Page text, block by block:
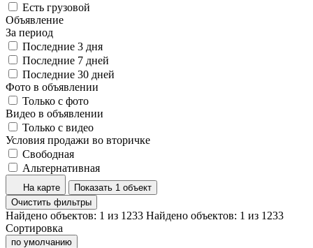
Есть грузовой
Объявление
За период
Последние 3 дня
Последние 7 дней
Последние 30 дней
Фото в объявлении
Только с фото
Видео в объявлении
Только с видео
Условия продажи во вторичке
Свободная
Альтернативная
На карте
Показать 1 объект
Очистить фильтры
Найдено объектов: 1 из 1233 Найдено объектов: 1 из 1233
Сортировка
по умолчанию